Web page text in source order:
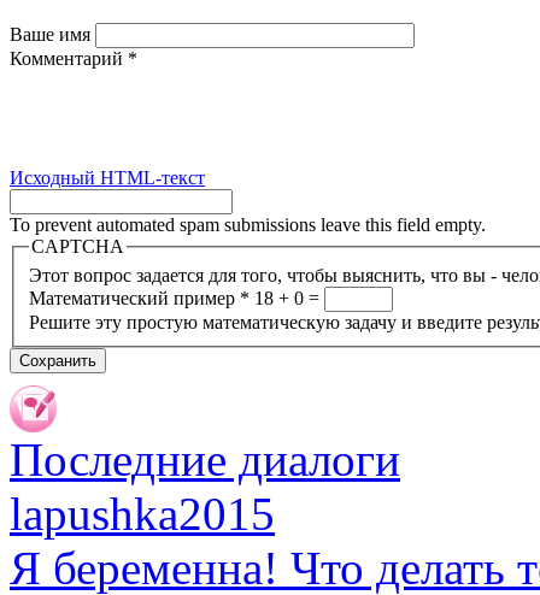
Ваше имя
Комментарий *
Исходный HTML-текст
To prevent automated spam submissions leave this field empty.
CAPTCHA
Этот вопрос задается для того, чтобы выяснить, что вы -
Математический пример * 18 + 0 =
Решите эту простую математическую задачу и введите
Последние диалоги
lapushka2015
Я беременна! Что делать